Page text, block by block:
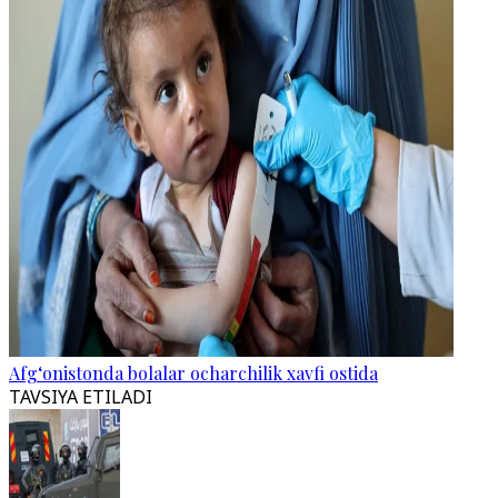
Afg‘onistonda bolalar ocharchilik xavfi ostida
TAVSIYA ETILADI